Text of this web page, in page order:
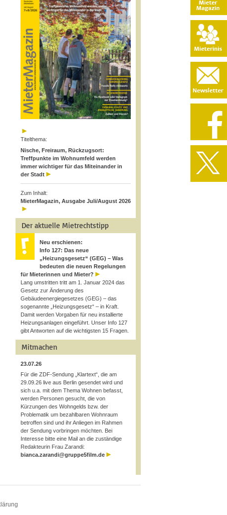
Titelthema:
Nische, Freiraum, Rückzugsort:
Treffpunkte im Wohnumfeld werden
immer wichtiger für das Miteinander in
der Stadt
Zum Inhalt:
MieterMagazin, Ausgabe Juli/August 2026
Der aktuelle Mietrechtstipp
Neu erschienen:
Info 127: Das neue
„Heizungsgesetz“ (GEG) – Was
bedeuten die neuen Regelungen
für Mieterinnen und Mieter?
Lang umstritten tritt am 1. Januar 2024 das
Gesetz zur Änderung des
Gebäudeenergiegesetzes (GEG) – das
sogenannte „Heizungsgesetz“ – in Kraft.
Damit werden Vorgaben für neu installierte
Heizungsanlagen eingeführt. Unser Info 127
gibt Antworten auf die wichtigsten 15 Fragen.
Mitmachen
23.07.26
Für die ZDF-Sendung „Klartext“, die am
29.09.26 live aus Berlin gesendet wird und
sich u.a. mit dem Thema Wohnen befasst,
werden Personen gesucht, die von
Kürzungen des Wohngelds bzw. der
Problematik um bezahlbaren Wohnraum
betroffen sind und ihr Anliegen im Rahmen
der Sendung vorbringen möchten. Bei
Interesse bitte eine Mail an die zuständige
Redakteurin Frau Zarandi:
bianca.zarandi@gruppe5film.de